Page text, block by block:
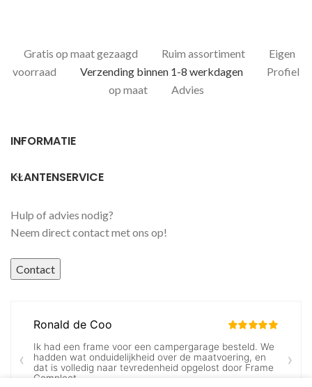
Gratis op maat gezaagd Ruim assortiment
Eigen
voorraad
Verzending binnen 1-8 werkdagen
Profiel
op maat
Advies
INFORMATIE
KLANTENSERVICE
Hulp of advies nodig?
Neem direct contact met ons op!
Contact